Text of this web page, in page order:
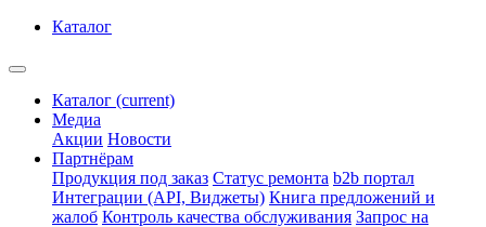
Каталог
Каталог (current)
Медиа
Акции Новости
Партнёрам
Продукция под заказ Статус ремонта b2b портал
Интеграции (API, Виджеты) Книга предложений и
жалоб Контроль качества обслуживания Запрос на